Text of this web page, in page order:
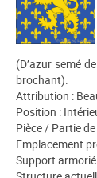
(D’azur semé
brochant).
Attribution :
Position :
Pièce / Partie
Emplacement
Support